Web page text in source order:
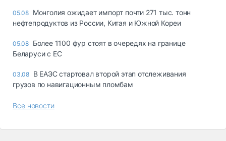
05.08 Монголия ожидает импорт почти 271 тыс. тонн
нефтепродуктов из России, Китая и Южной Кореи
05.08 Более 1100 фур стоят в очередях на границе
Беларуси с ЕС
03.08 В ЕАЭС стартовал второй этап отслеживания
грузов по навигационным пломбам
Все новости